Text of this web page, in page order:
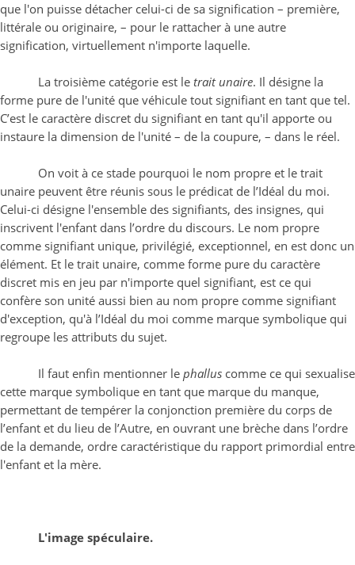
que l'on puisse détacher celui-ci de sa signification – première,
littérale ou originaire, – pour le rattacher à une autre
signification, virtuellement n'importe laquelle.
La troisième catégorie est letrait unaire. Il désigne la
forme pure de l'unité que véhicule tout signifiant en tant que tel.
C’est le caractère discret du signifiant en tant qu'il apporte ou
instaure la dimension de l'unité – de la coupure, – dans le réel.
On voit à ce stade pourquoi le nom propre et le trait
unaire peuvent être réunis sous le prédicat de l’Idéal du moi.
Celui-ci désigne l'ensemble des signifiants, des insignes, qui
inscrivent l'enfant dans l’ordre du discours. Le nom propre
comme signifiant unique, privilégié, exceptionnel, en est donc un
élément. Et le trait unaire, comme forme pure du caractère
discret mis en jeu par n'importe quel signifiant, est ce qui
confère son unité aussi bien au nom propre comme signifiant
d'exception, qu'à l’Idéal du moi comme marque symbolique qui
regroupe les attributs du sujet.
Il faut enfin mentionner lephallus comme ce qui sexualise
cette marque symbolique en tant que marque du manque,
permettant de tempérer la conjonction première du corps de
l’enfant et du lieu de l’Autre, en ouvrant une brèche dans l’ordre
de la demande, ordre caractéristique du rapport primordial entre
l'enfant et la mère.
L'image spéculaire.